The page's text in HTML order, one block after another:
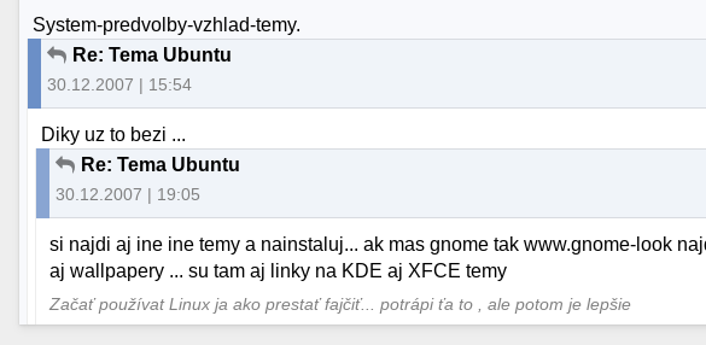
System-predvolby-vzhlad-temy.
Re: Tema Ubuntu
30.12.2007 | 15:54
Diky uz to bezi ...
Re: Tema Ubuntu
30.12.2007 | 19:05
si najdi aj ine ine temy a nainstaluj... ak mas gnome tak www.gnome-look
aj wallpapery ... su tam aj linky na KDE aj XFCE temy
Začať používat Linux ja ako prestať fajčiť... potrápi ťa to , ale potom je lepšie